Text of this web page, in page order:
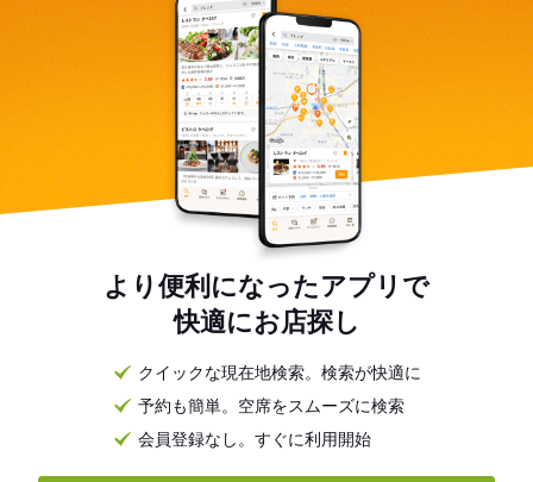
より便利になったアプリで
快適にお店探し
クイックな現在地検索。検索が快適に
予約も簡単。空席をスムーズに検索
会員登録なし。すぐに利用開始